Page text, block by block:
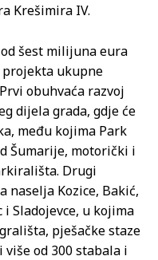
Krešimira IV.
šest milijuna eura
projekta ukupne
obuhvaća razvoj
dijela grada, gdje će
među kojima Park
Šumarije, motorički i
Drugi
naselja Kozice, Bakić,
Sladojevce, u kojima
pješačke staze
od 300 stabala i